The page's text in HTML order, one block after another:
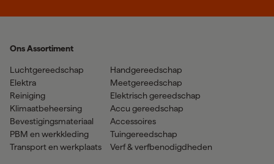
Ons Assortiment
Luchtgereedschap
Elektra
Reiniging
Klimaatbeheersing
Bevestigingsmateriaal
PBM en werkkleding
Transport en werkplaats
Handgereedschap
Meetgereedschap
Elektrisch gereedschap
Accu gereedschap
Accessoires
Tuingereedschap
Verf & verfbenodigdheden